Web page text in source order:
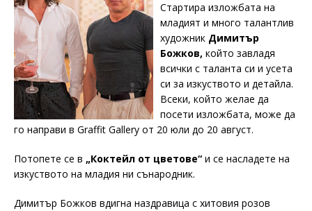
Стартира изложбата на
младият и много талантлив
художник Димитър
Божков, който завладя
всички с таланта си и усета
си за изкуството и детайла.
Всеки, който желае да
посети изложбата, може да
го направи в Graffit Gallery от 20 юли до 20 август.
Потопете се в „Коктейл от цветове“ и се насладете на
изкуството на младия ни сънародник.
Димитър Божков вдигна наздравица с хитовия розов